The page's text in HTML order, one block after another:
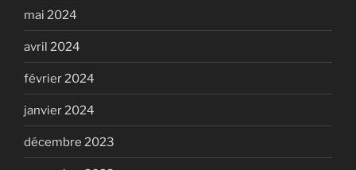
mai 2024
avril 2024
février 2024
janvier 2024
décembre 2023